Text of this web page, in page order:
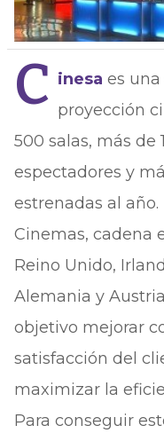
C inesa es
proyección
500 salas, más de
espectadores y
estrenadas al
Cinemas, cadena
Reino Unido,
Alemania y
objetivo mejorar
satisfacción del
maximizar la
Para conseguir